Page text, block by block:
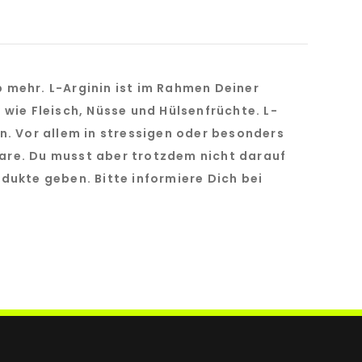
L-Arginin ist im Rahmen Deiner
Fleisch, Nüsse und Hülsenfrüchte. L-
Vor allem in stressigen oder besonders
Du musst aber trotzdem nicht darauf
geben. Bitte informiere Dich bei